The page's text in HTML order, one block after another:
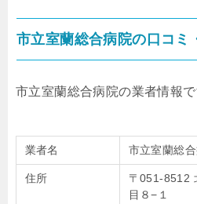
市立室蘭総合病院の口コミ
市立室蘭総合病院の業者情報で
業者名 市立室蘭総
住所
〒051-8512
目８−１